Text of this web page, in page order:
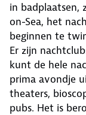
in badplaatsen,
on-Sea, het
beginnen te
Er zijn
kunt de hele
prima avondje
theaters,
pubs. Het is